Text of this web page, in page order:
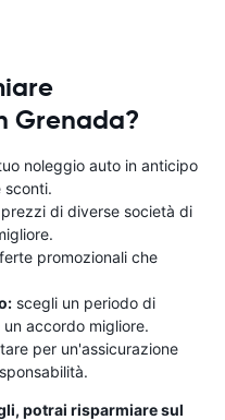
Grenada?
noleggio auto in anticipo
sconti.
di diverse società di
promozionali che
scegli un periodo di
accordo migliore.
per un'assicurazione
potrai risparmiare sul